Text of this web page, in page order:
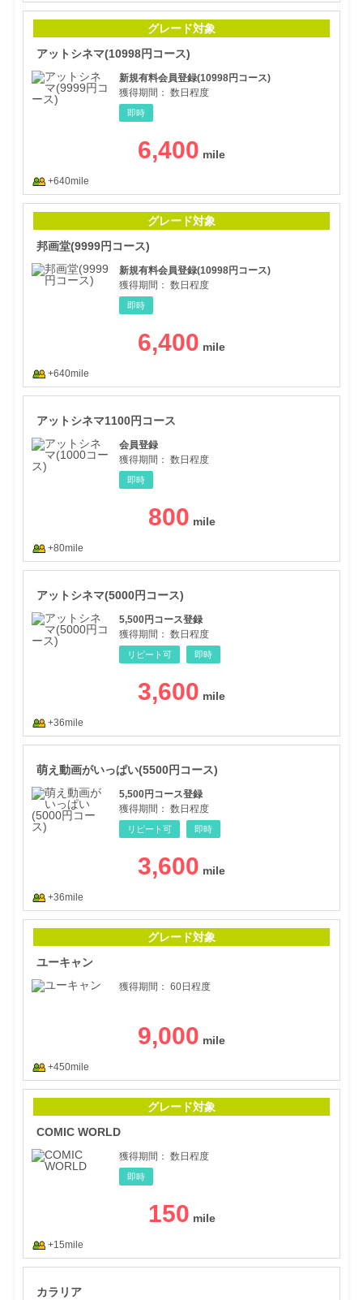
グレード対象
アットシネマ(10998円コース)
新規有料会員登録(10998円コース)
獲得期間： 数日程度
即時
6,400
+640mile
グレード対象
邦画堂(9999円コース)
新規有料会員登録(10998円コース)
獲得期間： 数日程度
即時
6,400
+640mile
アットシネマ1100円コース
会員登録
獲得期間： 数日程度
即時
800
+80mile
アットシネマ(5000円コース)
5,500円コース登録
獲得期間： 数日程度
リピート可 即時
3,600
+36mile
萌え動画がいっぱい(5500円コース)
5,500円コース登録
獲得期間： 数日程度
リピート可 即時
3,600
+36mile
グレード対象
ユーキャン
獲得期間： 60日程度
9,000
+450mile
グレード対象
COMIC WORLD
獲得期間： 数日程度
即時
150
+15mile
カラリア